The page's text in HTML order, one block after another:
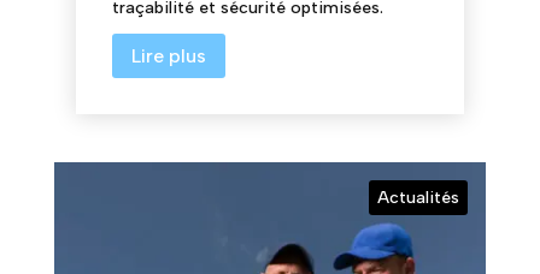
traçabilité et sécurité optimisées.
Lire plus
Actualités